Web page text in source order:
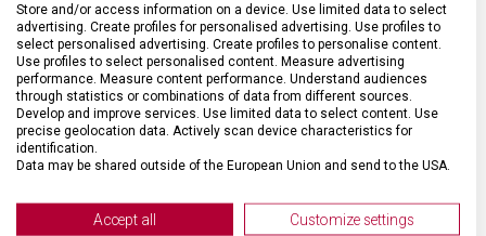
DRUH ZBOŽÍ Kuchyňské vybavení
ZÁRUKA
HMOTNOST 48 g
Store and/or access information on a device. Use limited data to select
advertising. Create profiles for personalised advertising. Use profiles to
select personalised advertising. Create profiles to personalise content.
Use profiles to select personalised content. Measure advertising
performance. Measure content performance. Understand audiences
through statistics or combinations of data from different sources.
Develop and improve services. Use limited data to select content. Use
precise geolocation data. Actively scan device characteristics for
identification.
Data may be shared outside of the European Union and send to the USA.
View Partner List (2 IAB Vendors)
Accept all Customize settings